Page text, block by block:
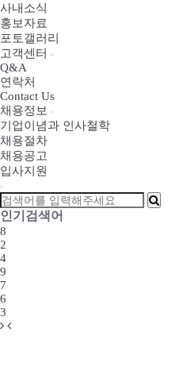
사내소식
홍보자료
포토갤러리
고객센터
Q&A
연락처
Contact Us
채용정보
기업이념과 인사철학
채용절차
채용공고
입사지원
인기검색어
8
2
4
9
7
6
3